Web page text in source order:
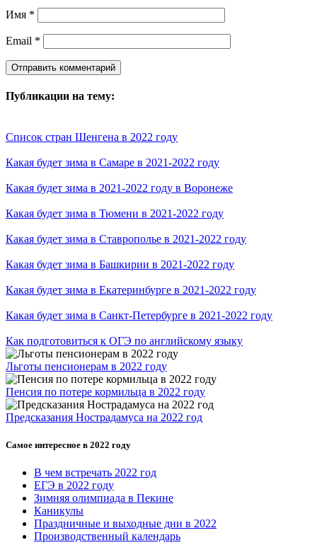
Имя *
Email *
Публикации на тему:
Список стран Шенгена в 2022 году
Какая будет зима в Самаре в 2021-2022 году
Какая будет зима в 2021-2022 году в Воронеже
Какая будет зима в Тюмени в 2021-2022 году
Какая будет зима в Ставрополье в 2021-2022 году
Какая будет зима в Башкирии в 2021-2022 году
Какая будет зима в Екатеринбурге в 2021-2022 году
Какая будет зима в Санкт-Петербурге в 2021-2022 году
Как подготовиться к ОГЭ по английскому языку
Льготы пенсионерам в 2022 году
Пенсия по потере кормильца в 2022 году
Предсказания Нострадамуса на 2022 год
Самое интересное в 2022 году
В чем встречать 2022 год
ЕГЭ в 2022 году
Зимняя олимпиада в Пекине
Каникулы
Праздничные и выходные дни в 2022
Производственный календарь